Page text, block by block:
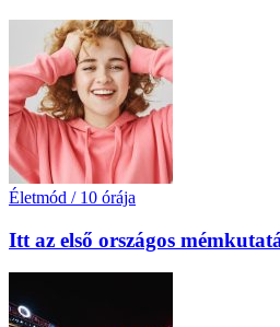
Életmód / 10 órája
Itt az első országos